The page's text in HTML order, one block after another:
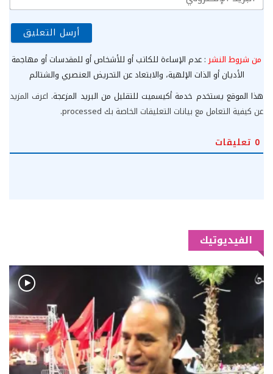
من شروط النشر: عدم الإساءة للكاتب أو للأشخاص أو للمقدسات أو مهاجمة
الأديان أو الذات الإلهية، والابتعاد عن التحريض العنصري والشتائم
هذا الموقع يستخدم خدمة أكيسميت للتقليل من البريد المزعجة. اعرف المزيد
عن كيفية التعامل مع بيانات التعليقات الخاصة بك processed
.
0 تعليقات
الفيديوتيك